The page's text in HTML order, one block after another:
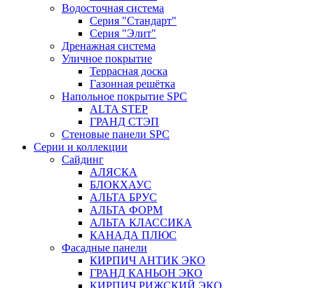
Водосточная система
Серия "Стандарт"
Серия "Элит"
Дренажная система
Уличное покрытие
Террасная доска
Газонная решётка
Напольное покрытие SPC
ALTA STEP
ГРАНД СТЭП
Стеновые панели SPC
Серии и коллекции
Сайдинг
АЛЯСКА
БЛОКХАУС
АЛЬТА БРУС
АЛЬТА ФОРМ
АЛЬТА КЛАССИКА
КАНАДА ПЛЮС
Фасадные панели
КИРПИЧ АНТИК ЭКО
ГРАНД КАНЬОН ЭКО
КИРПИЧ РИЖСКИЙ ЭКО